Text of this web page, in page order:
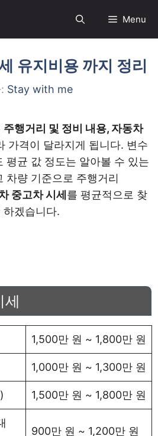
Menu
유지비용 까지 정리
Stay with me
주행거리 및 정비 내용, 자동차
가격이 달라지게 됩니다. 변수
평균 값 정도는 알아볼 수 있는
차량 기준으로 주행거리
중고차 시세 를 평균적으로 찾
하겠습니다.
세
1,500만 원 ~ 1,800만 원
1,000만 원 ~ 1,300만 원
1,500만 원 ~ 1,800만 원
900만 원 ~ 1,200만 원